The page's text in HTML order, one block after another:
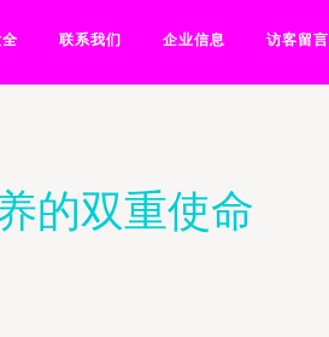
联系我们 企业信息 访客留言
的双重使命